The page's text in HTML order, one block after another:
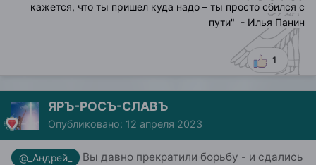
1
кажется, что ты пришел куда надо – ты просто сбился с
пути" - Илья Панин
ЯРЪ-РОСЪ-СЛАВЪ
Опубликовано: 12 апреля 2023
@_Андрей_
Вы давно прекратили борьбу - и сдались